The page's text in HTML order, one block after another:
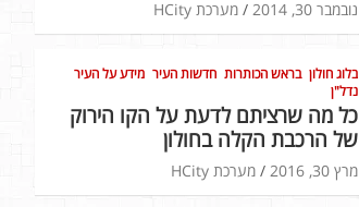
נובמבר 30, 2014 מערכת HCity
בלוג חולון בראש הכותרות חדשות העיר מידע על העיר
נדל"ן
כל מה שרציתם לדעת על הקו הירוק
של הרכבת הקלה בחולון
מרץ 30, 2016 מערכת HCity